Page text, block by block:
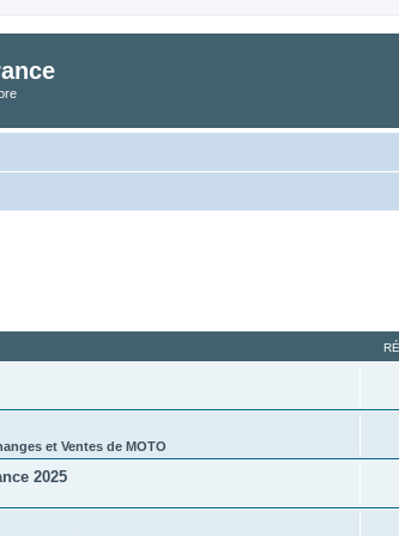
et Ventes de MOTO
2025